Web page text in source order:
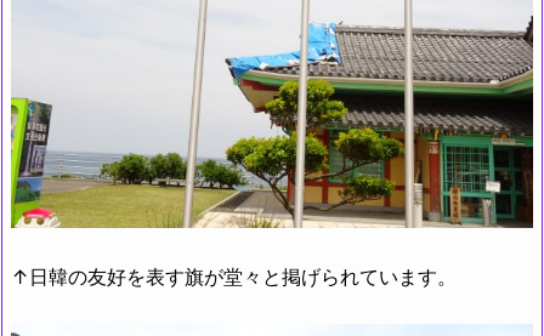
↑日韓の友好を表す旗が堂々と掲げられています。